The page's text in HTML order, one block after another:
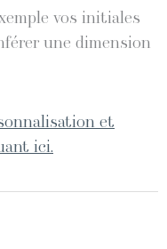
vos initiales
une dimension
et
ici.